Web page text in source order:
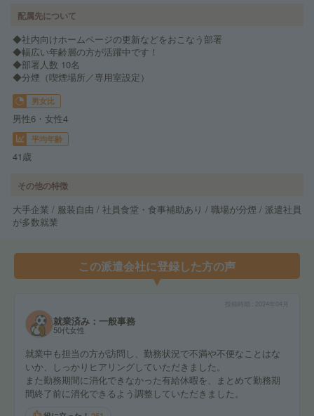
配属先について
◆社内向けホームページの更新などをおこなう部署
◆幅広い年齢層の方が活躍中です！
◆部署人数 10名
◆分煙（喫煙場所／専用室設定）
男女比
男性6・女性4
平均年齢
41歳
その他の特徴
大手企業 / 服装自由 / 社員食堂・食事補助あり / 職場が分煙 / 派遣社員
が多数就業
この派遣会社に登録した方の声
2024年04月
就業済み：一般事務
50代女性
就業中も担当の方が訪問し、勤務状況で不満や不便なことはな
いか、しっかりヒアリングしていただきました。
また勤務期間に消化できなかった有給休暇を、まとめて勤務期
間終了前に消化できるよう調整していただきました。